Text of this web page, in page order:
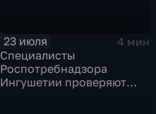
23 июля
4 мин
Специалисты
Роспотребнадзора
Ингушетии проверяют